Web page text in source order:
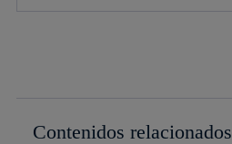
Contenidos relacionados